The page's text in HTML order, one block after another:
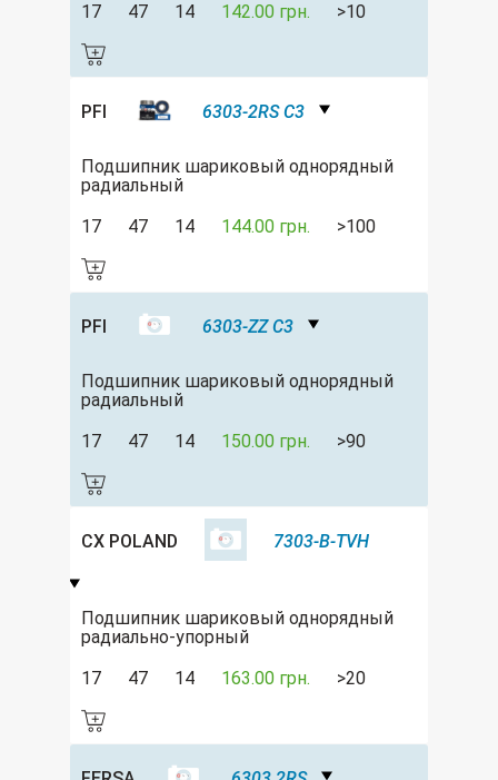
17
47 14 142.00 грн. >10
PFI 6303-2RS C3
Подшипник шариковый однорядный
радиальный
17
47 14 144.00 грн. >100
PFI 6303-ZZ C3
Подшипник шариковый однорядный
радиальный
17
47 14 150.00 грн. >90
CX POLAND 7303-B-TVH
Подшипник шариковый однорядный
радиально-упорный
17
47 14 163.00 грн. >20